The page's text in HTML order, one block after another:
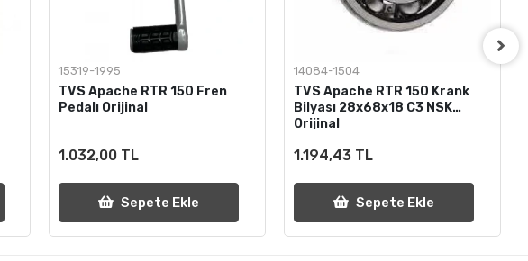
15319-1995
TVS Apache RTR 150 Fren
Pedalı Orijinal
1.032,00 TL
Sepete Ekle
14084-1504
TVS Apache RTR 150 Krank
Bilyası 28x68x18 C3 NSK
Orijinal
1.194,43 TL
Sepete Ekle